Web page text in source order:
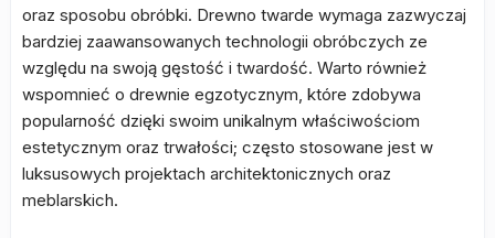
oraz sposobu obróbki. Drewno twarde wymaga zazwyczaj
bardziej zaawansowanych technologii obróbczych ze
względu na swoją gęstość i twardość. Warto również
wspomnieć o drewnie egzotycznym, które zdobywa
popularność dzięki swoim unikalnym właściwościom
estetycznym oraz trwałości; często stosowane jest w
luksusowych projektach architektonicznych oraz
meblarskich.